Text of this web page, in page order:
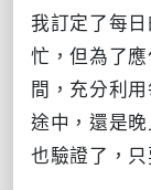
我訂定了每
忙，但為了
間，充分利
途中，還是
也驗證了，